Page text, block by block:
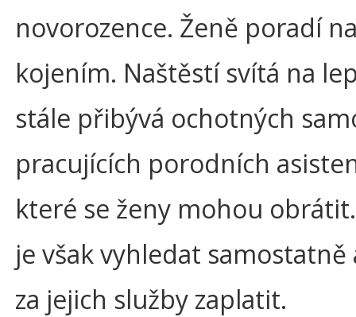
novorozence. Ženě poradí
kojením. Naštěstí svítá na
stále přibývá ochotných
pracujících porodních
které se ženy mohou
je však vyhledat samostatně
za jejich služby zaplatit.